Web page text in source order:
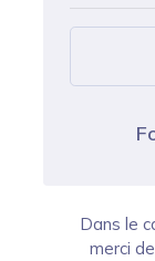
Dans le
merci